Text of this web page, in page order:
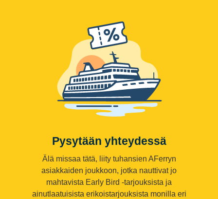
Pysytään yhteydessä
Älä missaa tätä, liity tuhansien AFerryn
asiakkaiden joukkoon, jotka nauttivat jo
mahtavista Early Bird -tarjouksista ja
ainutlaatuisista erikoistarjouksista monilla eri